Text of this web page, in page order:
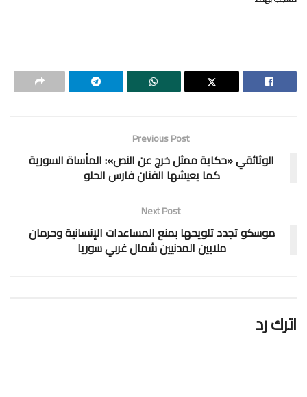
Previous Post
الوثائقي «حكاية ممثل خرج عن النص»: المأساة السورية
كما يعيشها الفنان فارس الحلو
Next Post
موسكو تجدد تلويحها بمنع المساعدات الإنسانية وحرمان
ملايين المدنيين شمال غربي سوريا
اترك رد